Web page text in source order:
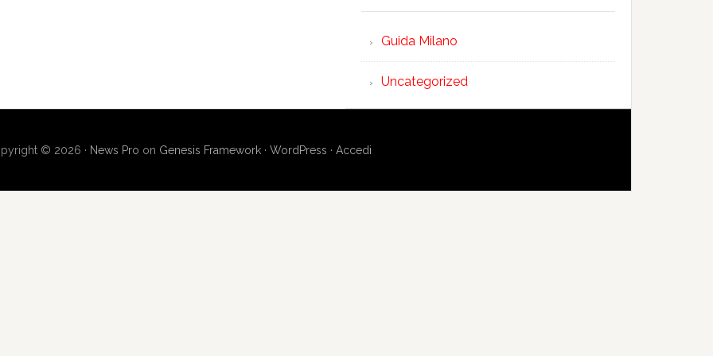
Guida Milano
Uncategorized
© 2026 · News Pro on Genesis Framework· WordPress · Accedi